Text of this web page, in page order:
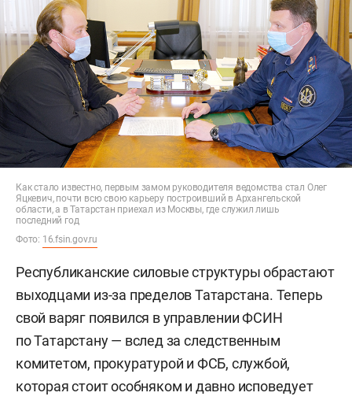
Как стало известно, первым замом руководителя ведомства стал Олег
Яцкевич, почти всю свою карьеру построивший в Архангельской
области, а в Татарстан приехал из Москвы, где служил лишь
последний год
Фото: 16.fsin.gov.ru
Республиканские силовые структуры обрастают
выходцами из-за пределов Татарстана. Теперь
свой варяг появился в управлении ФСИН
по Татарстану — вслед за следственным
комитетом, прокуратурой и ФСБ, службой,
которая стоит особняком и давно исповедует